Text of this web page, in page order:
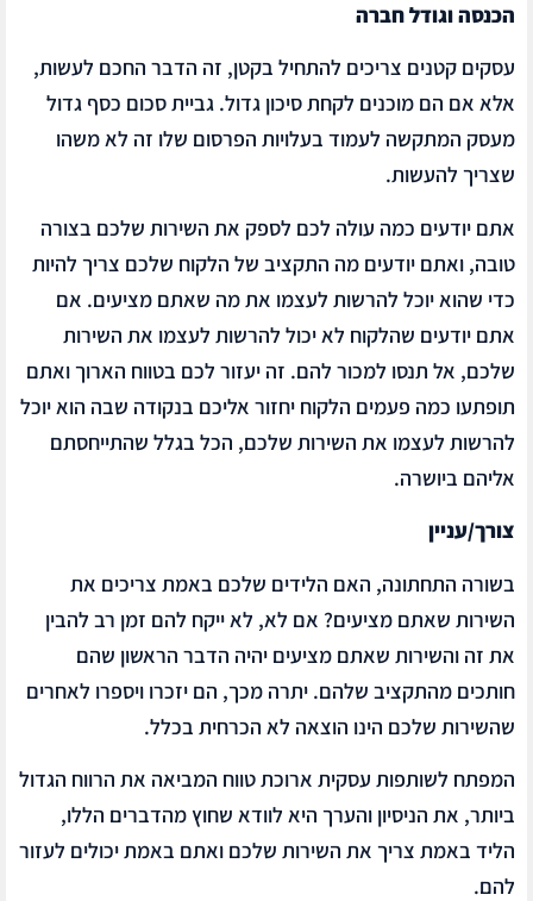
הכנסה וגודל חברה
עסקים קטנים צריכים להתחיל בקטן, זה הדבר החכם לעשות,
אלא אם הם מוכנים לקחת סיכון גדול. גביית סכום כסף גדול
מעסק המתקשה לעמוד בעלויות הפרסום שלו זה לא משהו
שצריך להעשות.
אתם יודעים כמה עולה לכם לספק את השירות שלכם בצורה
טובה, ואתם יודעים מה התקציב של הלקוח שלכם צריך להיות
כדי שהוא יוכל להרשות לעצמו את מה שאתם מציעים. אם
אתם יודעים שהלקוח לא יכול להרשות לעצמו את השירות
שלכם, אל תנסו למכור להם. זה יעזור לכם בטווח הארוך ואתם
תופתעו כמה פעמים הלקוח יחזור אליכם בנקודה שבה הוא יוכל
להרשות לעצמו את השירות שלכם, הכל בגלל שהתייחסתם
אליהם ביושרה.
צורך/עניין
בשורה התחתונה, האם הלידים שלכם באמת צריכים את
השירות שאתם מציעים? אם לא, לא ייקח להם זמן רב להבין
את זה והשירות שאתם מציעים יהיה הדבר הראשון שהם
חותכים מהתקציב שלהם. יתרה מכך, הם יזכרו ויספרו לאחרים
שהשירות שלכם הינו הוצאה לא הכרחית בכלל.
המפתח לשותפות עסקית ארוכת טווח המביאה את הרווח הגדול
ביותר, את הניסיון והערך היא לוודא שחוץ מהדברים הללו,
הליד באמת צריך את השירות שלכם ואתם באמת יכולים לעזור
להם.